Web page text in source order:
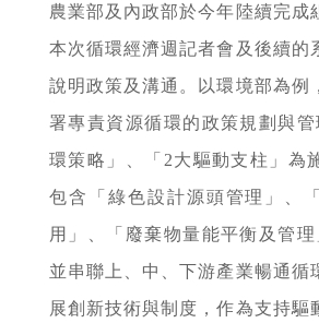
農業部及內政部於今年陸續完成
本次循環經濟週記者會及後續的
說明政策及溝通。以環境部為例
署專責資源循環的政策規劃與
環策略」、「2大驅動支柱」為
包含「綠色設計源頭管理」、
用」、「廢棄物量能平衡及管理
並串聯上、中、下游產業暢通循
展創新技術與制度，作為支持驅